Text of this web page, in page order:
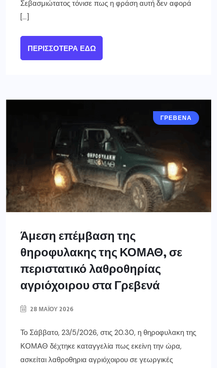
Σεβασμιώτατος τόνισε πως η φράση αυτή δεν αφορά
[…]
ΠΕΡΙΣΣΌΤΕΡΑ ΕΔΏ
ΓΡΕΒΕΝΑ
Άμεση επέμβαση της
θηροφυλακης της ΚΟΜΑΘ, σε
περιστατικό λαθροθηρίας
αγριόχοιρου στα Γρεβενά
28 ΜΑΪ́ΟΥ 2026
Το Σάββατο, 23/5/2026, στις 20.30, η θηροφυλακη της
ΚΟΜΑΘ δέχτηκε καταγγελία πως εκείνη την ώρα,
ασκείται λαθροθηρια αγριόχοιρου σε γεωργικές